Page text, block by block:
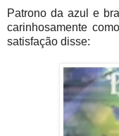
Patrono da azul e
carinhosamente
satisfação disse: